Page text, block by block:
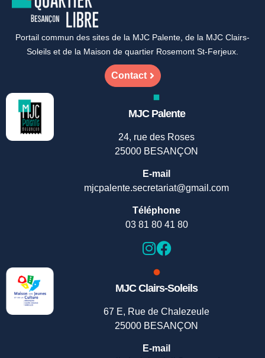
Portail commun des sites de la MJC Palente, de la MJC Clairs-
Soleils et de la Maison de quartier Rosemont St-Ferjeux.
Contact
MJC Palente
24, rue des Roses
25000 BESANÇON
E-mail
mjcpalente.secretariat@gmail.com
Téléphone
03 81 80 41 80
MJC Clairs-Soleils
67 E, Rue de Chalezeule
25000 BESANÇON
E-mail